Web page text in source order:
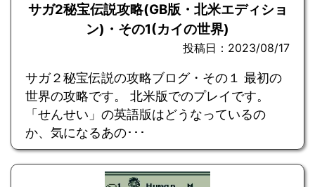
サガ2秘宝伝説攻略(GB版・北米エディショ
ン)・その1(カイの世界)
投稿日：2023/08/17
サガ２秘宝伝説の攻略ブログ・その１ 最初の
世界の攻略です。 北米版でのプレイです。
「せんせい」の英語版はどうなっているの
か、気になるあの･･･